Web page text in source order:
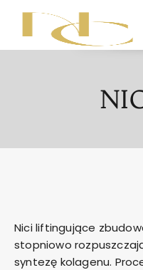
Nici liftingujące
stopniowo
syntezę kolagenu.